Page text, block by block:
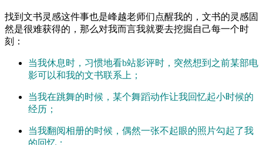
找到文书灵感这件事也是峰越老师们点醒我的，文书的灵感固
然是很难获得的，那么对我而言我就要去挖掘自己每一个时
刻：
当我休息时，习惯地看b站影评时，突然想到之前某部电
影可以和我的文书联系上；
当我在跳舞的时候，某个舞蹈动作让我回忆起小时候的
经历；
当我翻阅相册的时候，偶然一张不起眼的照片勾起了我